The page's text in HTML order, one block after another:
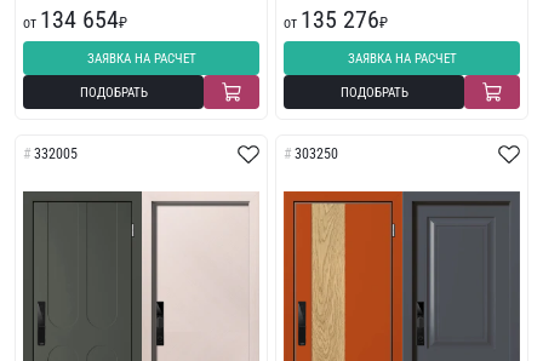
от 134 654₽
ЗАЯВКА НА РАСЧЕТ
ПОДОБРАТЬ
от 135 276₽
ЗАЯВКА НА РАСЧЕТ
ПОДОБРАТЬ
332005 303250